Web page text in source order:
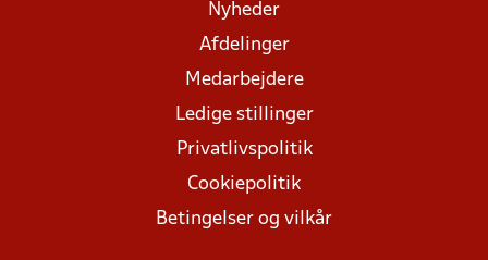
Nyheder
Afdelinger
Medarbejdere
Ledige stillinger
Privatlivspolitik
Cookiepolitik
Betingelser og vilkår